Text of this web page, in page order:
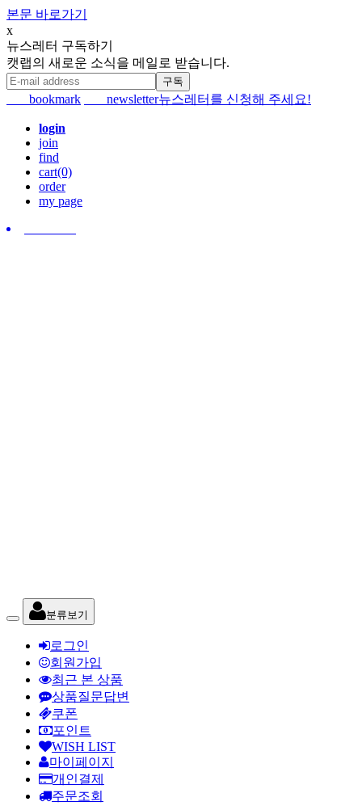
본문 바로가기
x
뉴스레터 구독하기
캣랩의 새로운 소식을 메일로 받습니다.
bookmark newsletter뉴스레터를 신청해 주세요!
login
join
find
cart(0)
order
my page
분류보기
로그인
회원가입
최근 본 상품
상품질문답변
쿠폰
포인트
WISH LIST
마이페이지
개인결제
주문조회